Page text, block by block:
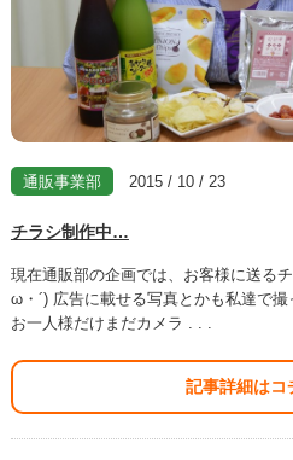
通販事業部 2015 / 10 / 23
チラシ制作中…
現在通販部の企画では、お客様に送る
ω・´) 広告に載せる写真とかも私達で
お一人様だけまだカメラ . . .
記事詳細はコ